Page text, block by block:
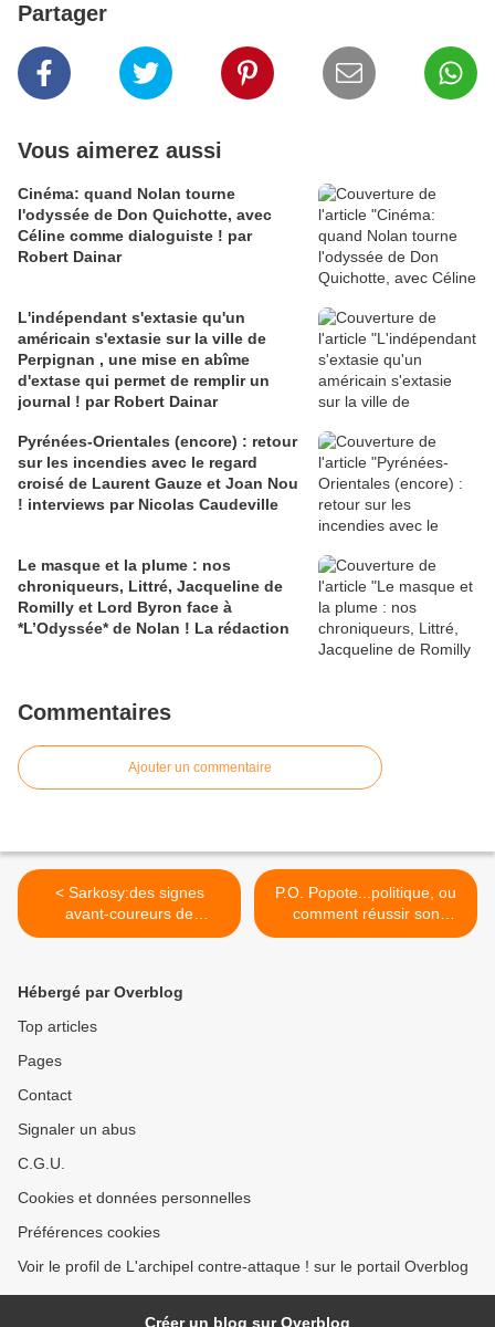
Partager
Vous aimerez aussi
Cinéma: quand Nolan tourne
l'odyssée de Don Quichotte, avec
Céline comme dialoguiste ! par
Robert Dainar
L'indépendant s'extasie qu'un
américain s'extasie sur la ville de
Perpignan , une mise en abîme
d'extase qui permet de remplir un
journal ! par Robert Dainar
Pyrénées-Orientales (encore) : retour
sur les incendies avec le regard
croisé de Laurent Gauze et Joan Nou
! interviews par Nicolas Caudeville
Le masque et la plume : nos
chroniqueurs, Littré, Jacqueline de
Romilly et Lord Byron face à
*L’Odyssée* de Nolan ! La rédaction
Commentaires
Ajouter un commentaire
< Sarkosy:des signes
avant-coureurs de
"chienlit"...par Antoni
P.O. Popote...politique, ou
comment réussir son
ouillade par notre
Hébergé par Overblog
Top articles
Pages
Contact
Signaler un abus
C.G.U.
Cookies et données personnelles
Préférences cookies
Voir le profil de L'archipel contre-attaque ! sur le portail Overblog
Créer un blog sur Overblog